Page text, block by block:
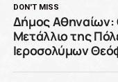
DON'T MISS
Δήμος Αθηναίων:
Μετάλλιο της
Ιεροσολύμων